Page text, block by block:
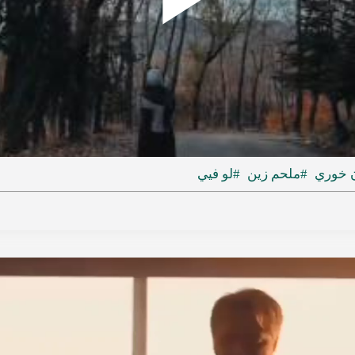
Play
خوري #ملحم زين #لو فيي